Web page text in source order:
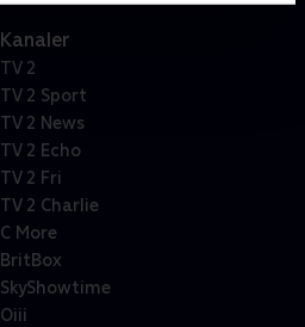
Kanaler
TV 2
TV 2 Sport
TV 2 News
TV 2 Echo
TV 2 Fri
TV 2 Charlie
C More
BritBox
SkyShowtime
Oiii